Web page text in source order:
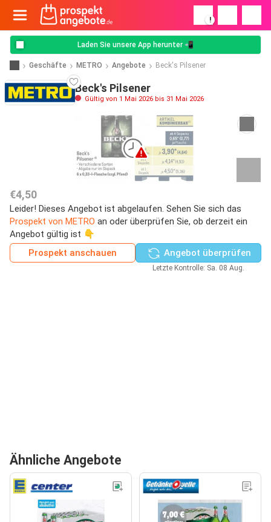
!
Laden Sie unsere App herunter 📲
Geschäfte METRO Angebote Beck's Pilsener
Beck's Pilsener
Gültig von 1 Mai 2026 bis 31 Mai 2026
€4,50
Leider! Dieses Angebot ist abgelaufen. Sehen Sie sich das
Prospekt von METRO an oder überprüfen Sie, ob derzeit ein
Angebot gültig ist 👇
Prospekt anschauen
Angebot überprüfen
Letzte Kontrolle: Sa. 08 Aug.
Ähnliche Angebote